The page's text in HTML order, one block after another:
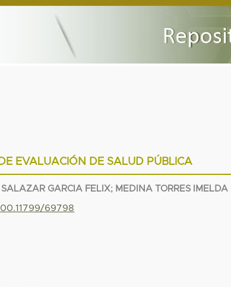
EVALUACIÓN DE SALUD PÚBLICA
SALAZAR GARCIA FELIX; MEDINA TORRES IMELDA
69798